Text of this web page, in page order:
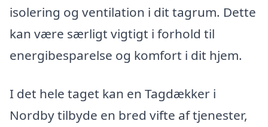
isolering og ventilation i dit tagrum. Dette
kan være særligt vigtigt i forhold til
energibesparelse og komfort i dit hjem.
I det hele taget kan en Tagdækker i
Nordby tilbyde en bred vifte af tjenester,